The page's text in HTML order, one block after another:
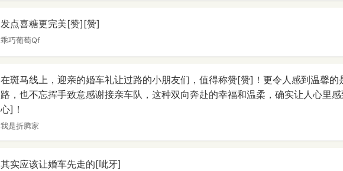
发点喜糖更完美[赞][赞]
乖巧葡萄Qf
在斑马线上，迎亲的婚车礼让过路的小朋友们，值得称赞[赞]！更令人感到温馨的
路，也不忘挥手致意感谢接亲车队，这种双向奔赴的幸福和温柔，确实让人心里
心]！
我是折腾家
其实应该让婚车先走的[呲牙]